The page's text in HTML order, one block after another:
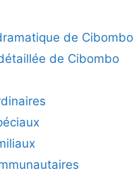
de Cibombo
de Cibombo